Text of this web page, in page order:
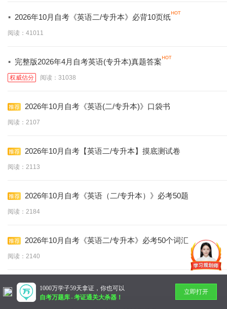
· 2026年10月自考《英语二/专升本》必背10页纸
阅读：41011
· 完整版2026年4月自考英语(专升本)真题答案
权威估分 阅读：31038
2026年10月自考《英语(二/专升本)》口袋书
阅读：2107
2026年10月自考【英语二/专升本】摸底测试卷
阅读：2113
2026年10月自考《英语（二/专升本）》必考50题
阅读：2184
2026年10月自考《英语二/专升本》必考50个词汇
阅读：2140
暂无更多
1000万学子59天拿证，你也可以
自考万题库-考证通关大杀器！
立即打开